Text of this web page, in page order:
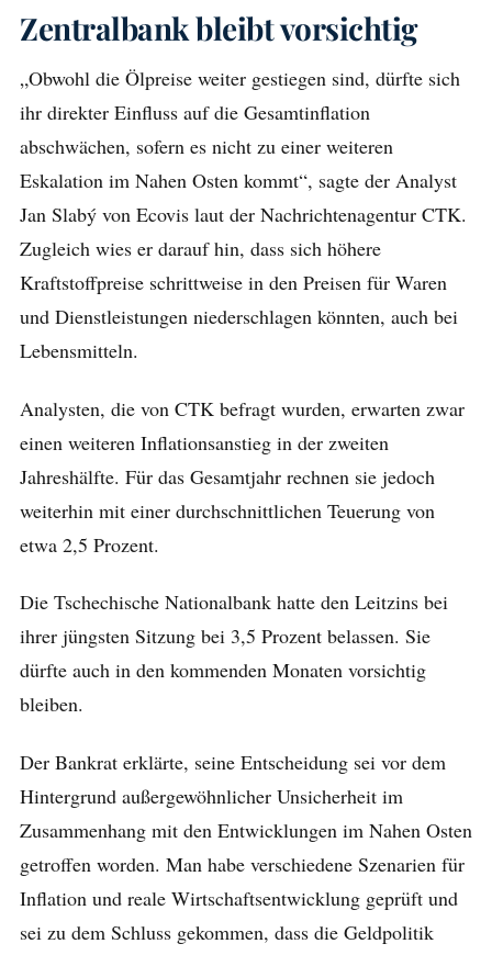
Zentralbank bleibt vorsichtig
„Obwohl die Ölpreise weiter gestiegen sind, dürfte sich
ihr direkter Einfluss auf die Gesamtinflation
abschwächen, sofern es nicht zu einer weiteren
Eskalation im Nahen Osten kommt“, sagte der Analyst
Jan Slabý von Ecovis laut der Nachrichtenagentur CTK.
Zugleich wies er darauf hin, dass sich höhere
Kraftstoffpreise schrittweise in den Preisen für Waren
und Dienstleistungen niederschlagen könnten, auch bei
Lebensmitteln.
Analysten, die von CTK befragt wurden, erwarten zwar
einen weiteren Inflationsanstieg in der zweiten
Jahreshälfte. Für das Gesamtjahr rechnen sie jedoch
weiterhin mit einer durchschnittlichen Teuerung von
etwa 2,5 Prozent.
Die Tschechische Nationalbank hatte den Leitzins bei
ihrer jüngsten Sitzung bei 3,5 Prozent belassen. Sie
dürfte auch in den kommenden Monaten vorsichtig
bleiben.
Der Bankrat erklärte, seine Entscheidung sei vor dem
Hintergrund außergewöhnlicher Unsicherheit im
Zusammenhang mit den Entwicklungen im Nahen Osten
getroffen worden. Man habe verschiedene Szenarien für
Inflation und reale Wirtschaftsentwicklung geprüft und
sei zu dem Schluss gekommen, dass die Geldpolitik